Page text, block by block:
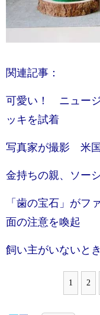
関連記事：
可愛い！ ニュー
ッキを試着
写真家が撮影 米
金持ちの親、ソー
「歯の宝石」が
面の注意を喚起
飼い主がいないと
1 2